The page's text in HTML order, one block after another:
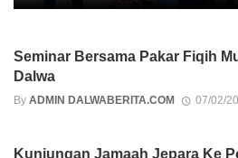
Seminar Bersama Pakar Fiqih
Dalwa
By ADMIN DALWABERITA.COM 07/02/
Kunjungan Jamaah Jepara Ke